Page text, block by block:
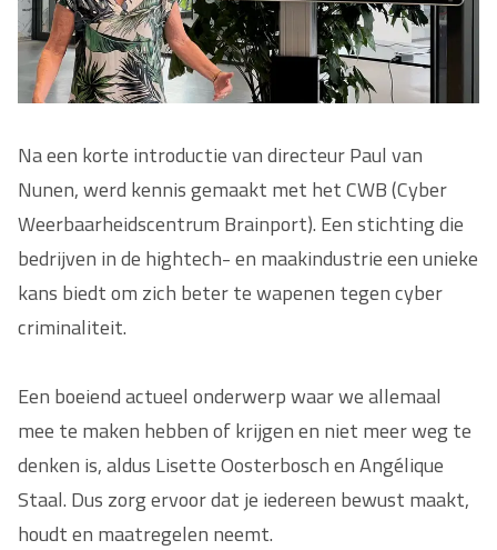
Na een korte introductie van directeur Paul van
Nunen, werd kennis gemaakt met het CWB (Cyber
Weerbaarheidscentrum Brainport). Een stichting die
bedrijven in de hightech- en maakindustrie een unieke
kans biedt om zich beter te wapenen tegen cyber
criminaliteit.
Een boeiend actueel onderwerp waar we allemaal
mee te maken hebben of krijgen en niet meer weg te
denken is, aldus Lisette Oosterbosch en Angélique
Staal. Dus zorg ervoor dat je iedereen bewust maakt,
houdt en maatregelen neemt.